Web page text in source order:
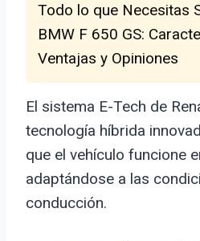
Todo lo que Necesitas
BMW F 650 GS:
Ventajas y Opiniones
El sistema E-Tech de
tecnología híbrida
que el vehículo funcione
adaptándose a las
conducción.